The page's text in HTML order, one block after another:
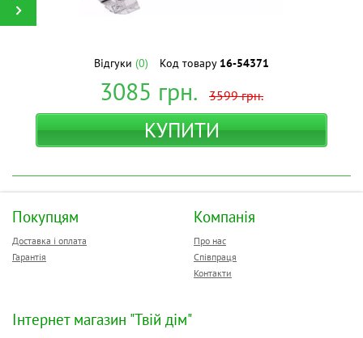
Відгуки (0) Код товару 16-54371
3085 грн. 3599грн.
КУПИТИ
Покупцям
Доставка і оплата
Гарантія
Компанія
Про нас
Співпраця
Контакти
Інтернет магазин "Твій дім"